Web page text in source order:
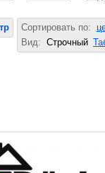
Сортировать по:
Вид: Строчный